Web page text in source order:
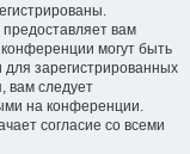
предоставляет вам
могут быть
зарегистрированных
вам следует
на конференции.
согласие со всеми